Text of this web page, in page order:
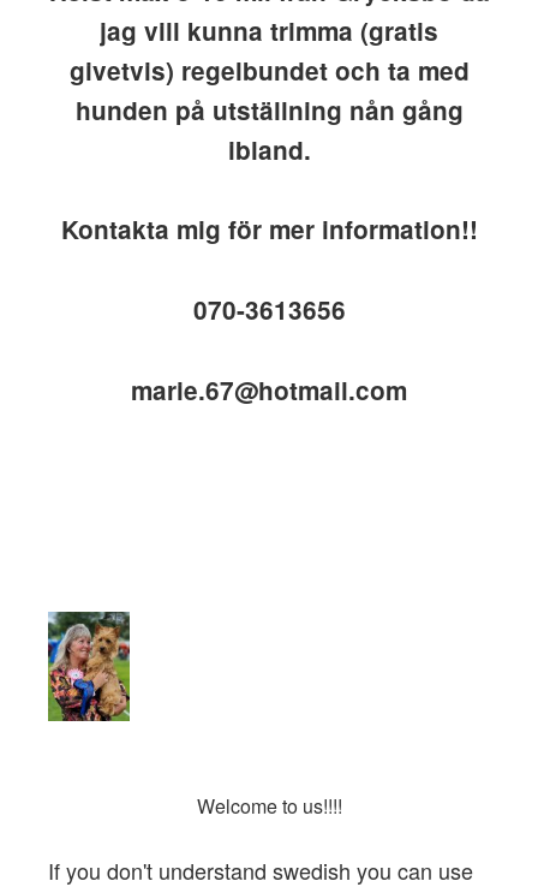
jag vill kunna trimma (gratis
givetvis) regelbundet och ta med
hunden på utställning nån gång
ibland.
Kontakta mig för mer information!!
070-3613656
marie.67@hotmail.com
Welcome to us!!!!
If you don't understand swedish you can use